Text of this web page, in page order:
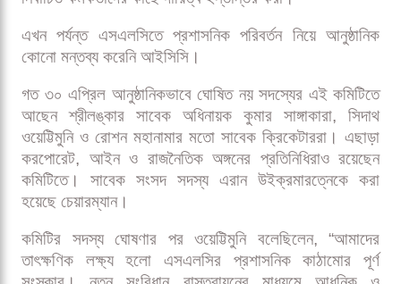
হস্তক্ষেপের অভিযোগে শ্রীলঙ্কা ক্রিকেটকে শাস্তি দিয়েছিল
আইসিসি। ২০২৩ সালে “অতিরিক্ত সরকারি হস্তক্ষেপের”
অভিযোগে এসএলসিকে সাময়িক নিষিদ্ধ করা হয়েছিল। এর আগে
স্থগিত করেছিল আইসিসি।
তবে বর্তমান কমিটির দাবি, তাদের মূল লক্ষ্য হলো শ্রীলঙ্কা
ক্রিকেটের পুরোনো ও অকার্যকর সংবিধান সংস্কার করা এবং পরে
নির্বাচিত কর্মকর্তাদের কাছে দায়িত্ব হস্তান্তর করা।
এখন পর্যন্ত এসএলসিতে প্রশাসনিক পরিবর্তন নিয়ে আনুষ্ঠানিক
কোনো মন্তব্য করেনি আইসিসি।
গত ৩০ এপ্রিল আনুষ্ঠানিকভাবে ঘোষিত নয় সদস্যের এই কমিটিতে